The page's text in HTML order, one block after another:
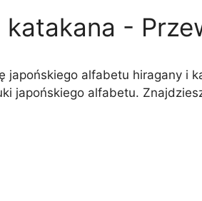
-
japońskiego alfabetu hiragany i
japońskiego alfabetu.